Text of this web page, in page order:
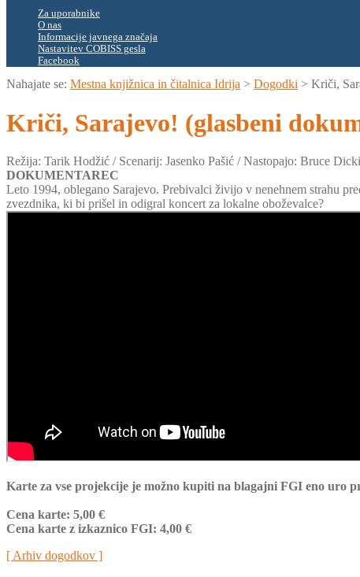
Za uporabnike
O nas
Informacije javnega značaja
Nastavitev COBISS gesla
Facebook
Nahajate se: Mestna knjižnica in čitalnica Idrija > Dogodki > Kriči,
Kriči, Sarajevo! (glasbeni
Režija: Tarik Hodžić / Scenarij: Jasenko Pašić / Nastopajo: Bruce
DOKUMENTAREC
Leto 1994, oblegano Sarajevo. Prebivalci živijo v nenehnem strahu
zvezdnika, ki bi prišel in odigral koncert za lokalne oboževalce?
Karte za vse projekcije je možno kupiti na blagajni FGI eno uro
Cena karte: 5,00 €
Cena karte z izkaznico FGI: 4,00 €
[ Arhiv dogodkov ]